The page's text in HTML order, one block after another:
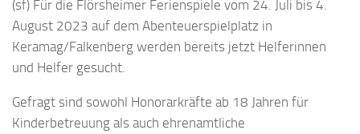
(sf) Für die Flörsheimer Ferienspiele vom 24. Juli bis 4.
August 2023 auf dem Abenteuerspielplatz in
Keramag/Falkenberg werden bereits jetzt Helferinnen
und Helfer gesucht.
Gefragt sind sowohl Honorarkräfte ab 18 Jahren für
Kinderbetreuung als auch ehrenamtliche